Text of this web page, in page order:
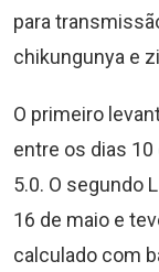
para
chikungunya e
O primeiro
entre os dias
5.0. O segundo
16 de maio e
calculado com